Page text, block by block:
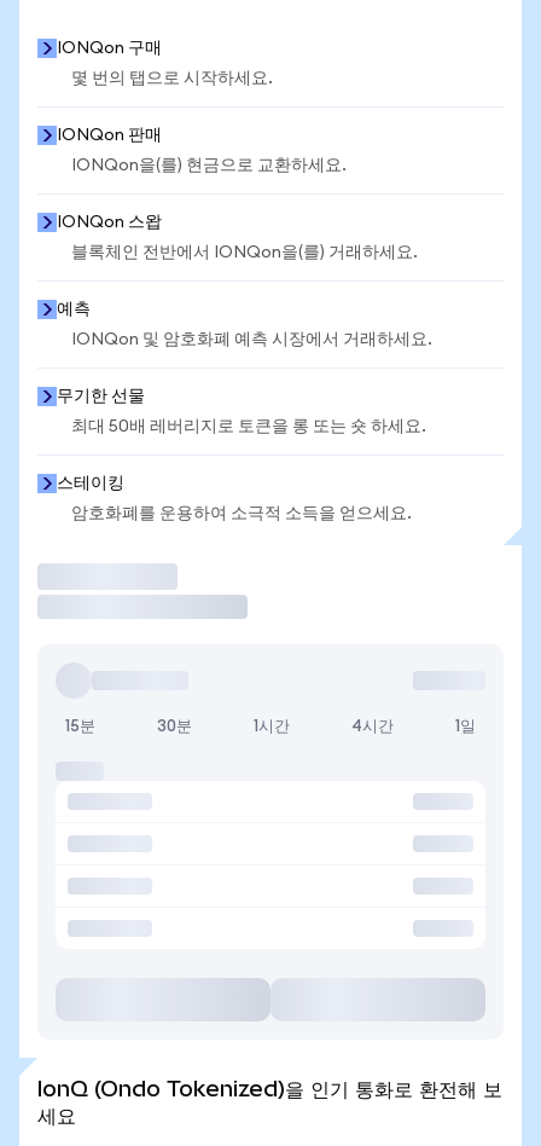
IONQon 구매
몇 번의 탭으로 시작하세요.
IONQon 판매
IONQon을(를) 현금으로 교환하세요.
IONQon 스왑
블록체인 전반에서 IONQon을(를) 거래하세요.
예측
IONQon 및 암호화폐 예측 시장에서 거래하세요.
무기한 선물
최대 50배 레버리지로 토큰을 롱 또는 숏 하세요.
스테이킹
암호화폐를 운용하여 소극적 소득을 얻으세요.
15분 30분 1시간 4시간 1일
IonQ (Ondo Tokenized)을 인기 통화로 환전해 보
세요